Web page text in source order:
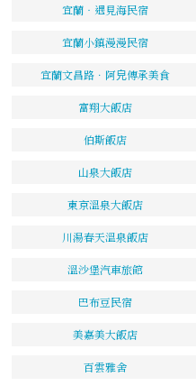
宜蘭‧遇見海民宿
宜蘭小鎮漫漫民宿
宜蘭文昌路．阿皃傳承美食
富翔大飯店
伯斯飯店
山泉大飯店
東京溫泉大飯店
川湯春天溫泉飯店
溫沙堡汽車旅館
巴布豆民宿
美嘉美大飯店
百雲雅舍